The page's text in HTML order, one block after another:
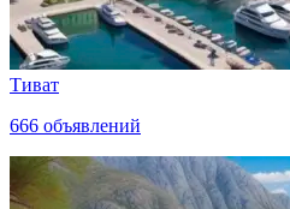
Тиват
666 объявлений